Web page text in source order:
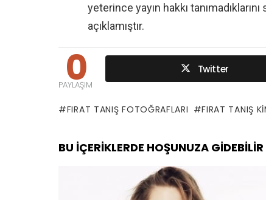
yeterince yayın hakkı
açıklamıştır.
0
PAYLAŞIM
Twitter
FIRAT TANIŞ FOTOĞRAFLARI FIRAT TANIŞ
BU İÇERIKLERDE HOŞUNUZA GIDEBILIR